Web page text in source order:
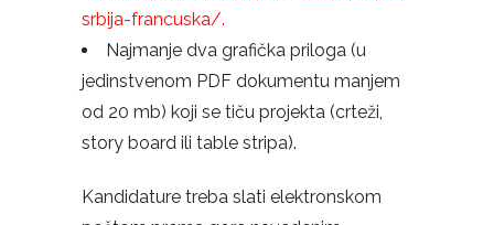
srbija-francuska/.
Najmanje dva grafička priloga (u
jedinstvenom PDF dokumentu manjem
od 20 mb) koji se tiču projekta (crteži,
story board ili table stripa).
Kandidature treba slati elektronskom